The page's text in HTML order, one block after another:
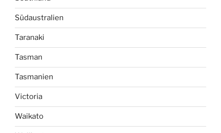
Südaustralien
Taranaki
Tasman
Tasmanien
Victoria
Waikato